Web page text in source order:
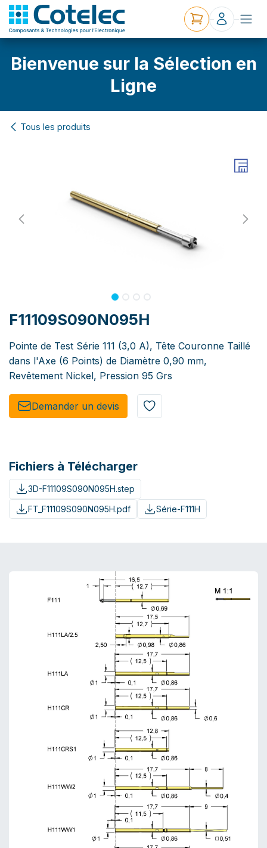
Bienvenue sur la Sélection en
Ligne
Tous les produits
F11109S090N095H
Pointe de Test Série 111 (3,0 A), Tête Couronne Taillé
dans l'Axe (6 Points) de Diamètre 0,90 mm,
Revêtement Nickel, Pression 95 Grs
Demander un de​​vis​​
Fichiers à Télécharger
3D-F11109S090N095H.step
FT_F11109S090N095H.pdf
Série-F111H